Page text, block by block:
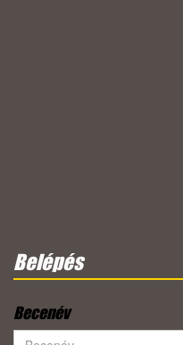
Belépés
Becenév